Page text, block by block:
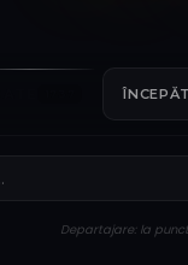
Departajare: la